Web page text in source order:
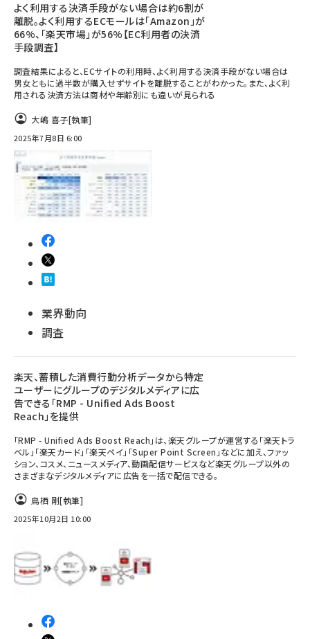
よく利用する決済手段がない場合は約6割が
離脱。よく利用するECモールは「Amazon」が
66%、「楽天市場」が56%【EC利用者の決済
手段調査】
調査結果によると、ECサイトの利用時、よく利用する決済手段がない場合は
男女ともに過半数が購入せずサイトを離脱することがわかった。また、よく利
用される決済方法は商材や年齢別にも違いが見られる
大嶋 喜子[執筆]
2025年7月8日 6:00
業界動向
調査
楽天、蓄積した消費行動分析データから特定
ユーザーにグループのデジタルメディアに広
告できる「RMP - Unified Ads Boost
Reach」を提供
「RMP - Unified Ads Boost Reach」は、楽天グループが運営する「楽天トラ
ベル」「楽天カード」「楽天ペイ」「Super Point Screen」などに加え、ファッ
ション、コスメ、ニュースメディア、動画配信サービスなど楽天グループ以外の
さまざまなデジタルメディアに広告を一括で配信できる。
鳥栖 剛[執筆]
2025年10月2日 10:00